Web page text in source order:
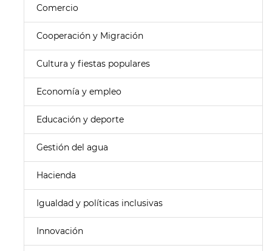
Comercio
Cooperación y Migración
Cultura y fiestas populares
Economía y empleo
Educación y deporte
Gestión del agua
Hacienda
Igualdad y políticas inclusivas
Innovación